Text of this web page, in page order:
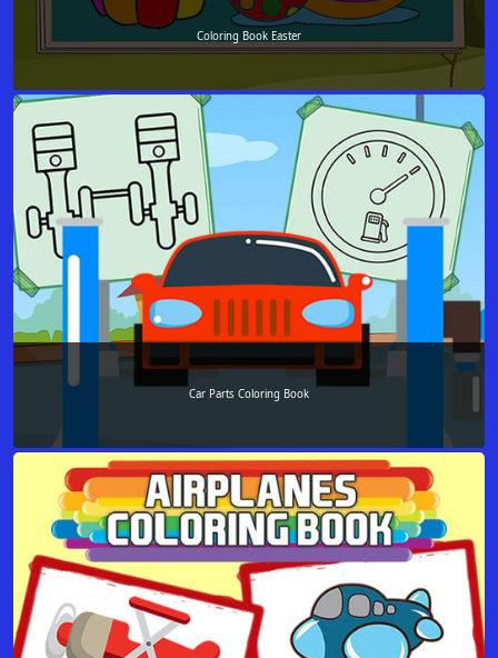
Coloring Book Easter
Car Parts Coloring Book